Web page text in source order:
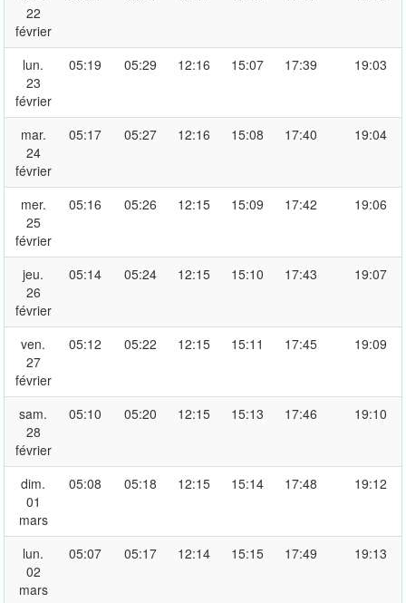
22
février
lun.
23
février
05:19 05:29 12:16 15:07 17:39 19:03
mar.
24
février
05:17 05:27 12:16 15:08 17:40 19:04
mer.
25
février
05:16 05:26 12:15 15:09 17:42 19:06
jeu.
26
février
05:14 05:24 12:15 15:10 17:43 19:07
ven.
27
février
05:12 05:22 12:15 15:11 17:45 19:09
sam.
28
février
05:10 05:20 12:15 15:13 17:46 19:10
dim.
01
mars
05:08 05:18 12:15 15:14 17:48 19:12
lun.
02
mars
05:07 05:17 12:14 15:15 17:49 19:13